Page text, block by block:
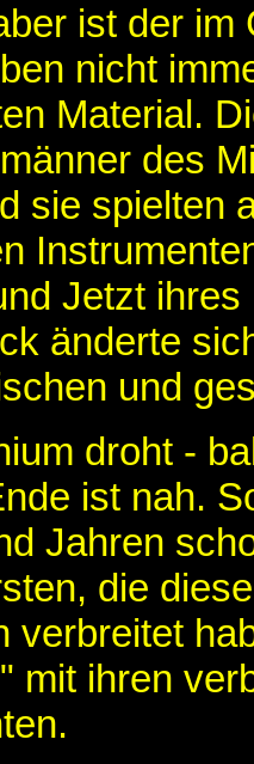
ist der
nicht
Material.
des
sie spielten
Jetzt
änderte
und
droht -
ist nah.
Jahren
die
verbreitet
mit ihren